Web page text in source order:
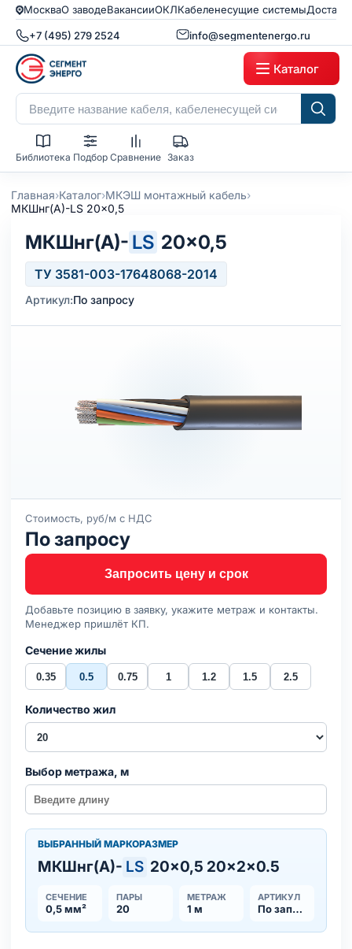
МоскваО заводеВакансииОКЛКабеленесущие системы
+7 (495) 279 2524 info@segmentenergo.ru
Каталог
Библиотека Подбор Сравнение Заказ
Главная›Каталог›МКЭШ монтажный кабель›
МКШнг(А)-LS 20x0,5
МКШнг(А)- LS 20×0,5
ТУ 3581-003-17648068-2014
Артикул:По запросу
Стоимость, руб/м с НДС
По запросу
Запросить цену и срок
Добавьте позицию в заявку, укажите метраж и контакты.
Менеджер пришлёт КП.
Сечение жилы
0.35 0.5 0.75 1 1.2 1.5 2.5
Количество жил
Выбор метража, м
ВЫБРАННЫЙ МАРКОРАЗМЕР
МКШнг(А)- LS 20×0,5 20×2×0.5
СЕЧЕНИЕ
0,5 мм²
ПАРЫ
20
МЕТРАЖ
1 м
АРТИКУЛ
По запросу